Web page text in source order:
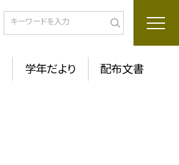
学年だより 配布文書